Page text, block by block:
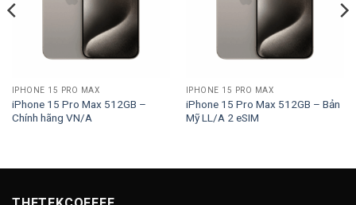
IPHONE 15 PRO MAX
iPhone 15 Pro Max 512GB –
Chính hãng VN/A
IPHONE 15 PRO MAX
iPhone 15 Pro Max 512GB – Bản
Mỹ LL/A 2 eSIM